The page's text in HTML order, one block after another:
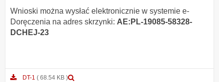
Wnioski można wysłać elektronicznie w systemie e-
Doręczenia na adres skrzynki: AE:PL-19085-58328-
DCHEJ-23
DT-1 ( 68.54 KB )